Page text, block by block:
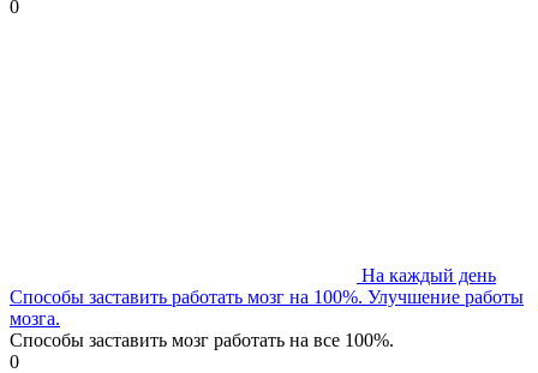
0
На каждый день
Способы заставить работать мозг на 100%. Улучшение работы
мозга.
Способы заставить мозг работать на все 100%.
0